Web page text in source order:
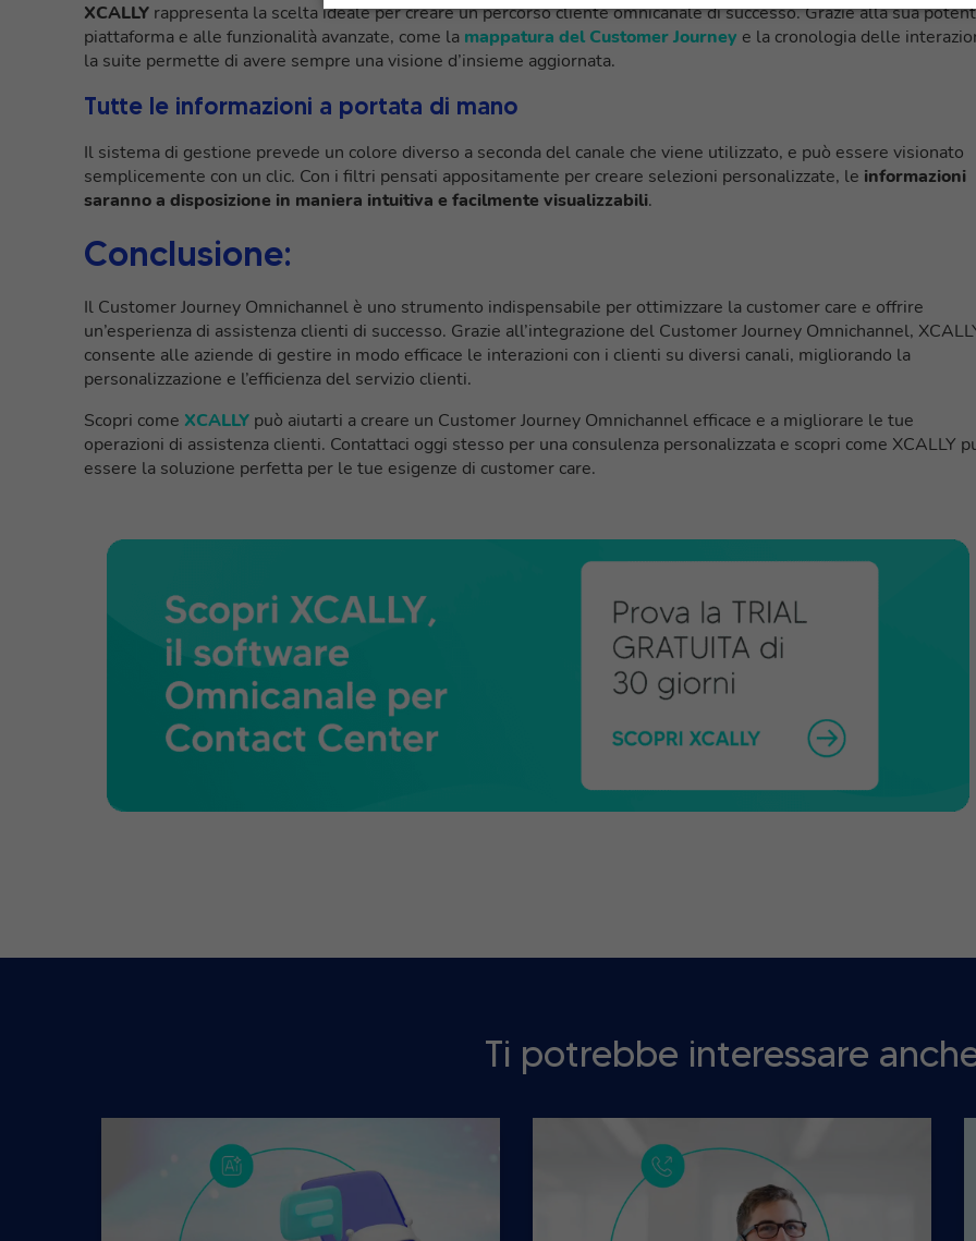
XCALLY rappresenta la scelta ideale per creare un percorso cliente omnicanale di successo. Grazie alla sua
piattaforma e alle funzionalità avanzate, come la mappatura del Customer Journey e la cronologia delle
la suite permette di avere sempre una visione d’insieme aggiornata.
Tutte le informazioni a portata di mano
Il sistema di gestione prevede un colore diverso a seconda del canale che viene utilizzato, e può essere visionato
semplicemente con un clic. Con i filtri pensati appositamente per creare selezioni personalizzate, le informazioni
saranno a disposizione in maniera intuitiva e facilmente visualizzabili.
Conclusione:
Il Customer Journey Omnichannel è uno strumento indispensabile per ottimizzare la customer care e offrire
un’esperienza di assistenza clienti di successo. Grazie all’integrazione del Customer Journey Omnichannel,
consente alle aziende di gestire in modo efficace le interazioni con i clienti su diversi canali, migliorando la
personalizzazione e l’efficienza del servizio clienti.
Scopri come XCALLY può aiutarti a creare un Customer Journey Omnichannel efficace e a migliorare le tue
operazioni di assistenza clienti. Contattaci oggi stesso per una consulenza personalizzata e scopri come XCALLY
essere la soluzione perfetta per le tue esigenze di customer care.
Ti potrebbe interessare